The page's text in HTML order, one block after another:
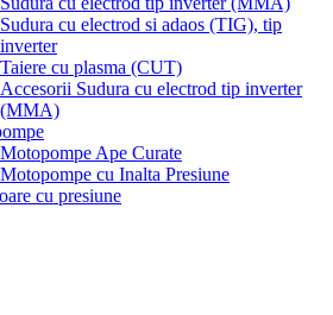
Sudura cu electrod si adaos (TIG), tip
inverter
Taiere cu plasma (CUT)
Accesorii Sudura cu electrod tip inverter
(MMA)
Motopompe Ape Curate
Motopompe cu Inalta Presiune
cu presiune